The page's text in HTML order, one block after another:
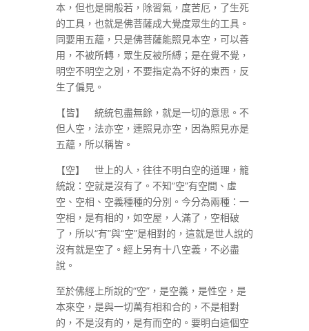
本，但也是開般若，除習氣，度苦厄，了生死
的工具，也就是佛菩薩成大覺度眾生的工具。
同要用五蘊，只是佛菩薩能照見本空，可以善
用，不被所轉，眾生反被所縛；是在覺不覺，
明空不明空之別，不要指定為不好的東西，反
生了偏見。
【皆】 統統包盡無餘，就是一切的意思。不
但人空，法亦空，連照見亦空，因為照見亦是
五蘊，所以稱皆。
【空】 世上的人，往往不明白空的道理，籠
統說：空就是沒有了。不知“空”有空間、虛
空、空相、空義種種的分別。今分為兩種：一
空相，是有相的，如空屋，人滿了，空相破
了，所以“有”與“空”是相對的，這就是世人說的
沒有就是空了。經上另有十八空義，不必盡
說。
至於佛經上所說的“空”，是空義，是性空，是
本來空，是與一切萬有相和合的，不是相對
的，不是沒有的，是有而空的。要明白這個空